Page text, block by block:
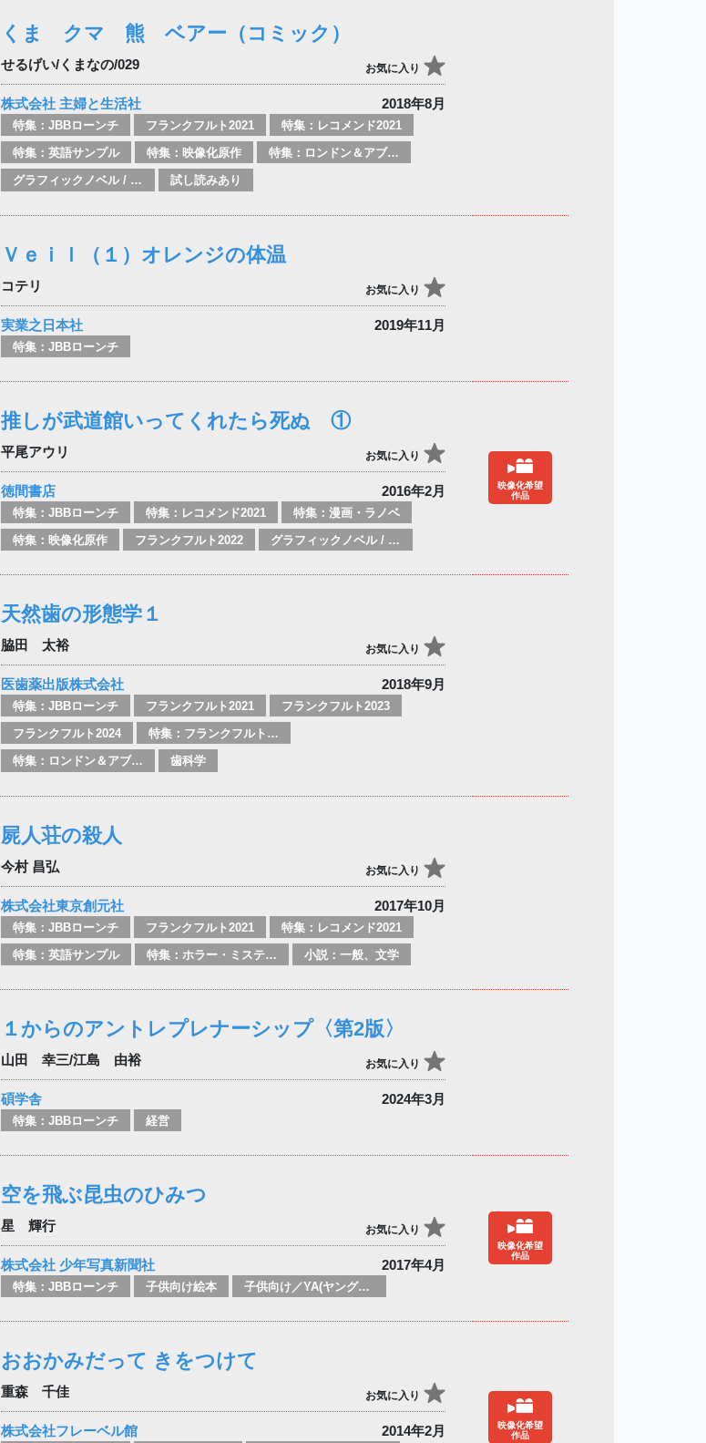
くま クマ 熊 ベアー（コミック）
せるげい/くまなの/029 お気に入り
株式会社 主婦と生活社 2018年8月
特集：JBBローンチ フランクフルト2021 特集：レコメンド2021
特集：英語サンプル 特集：映像化原作 特集：ロンドン＆アブダビブックフェア2026
グラフィックノベル / コミックブック / 漫画：スタイル / 伝統 試し読みあり
Ｖｅｉｌ（１）オレンジの体温
コテリ お気に入り
実業之日本社 2019年11月
特集：JBBローンチ
推しが武道館いってくれたら死ぬ ①
平尾アウリ お気に入り
徳間書店 2016年2月
特集：JBBローンチ 特集：レコメンド2021 特集：漫画・ラノベ
特集：映像化原作 フランクフルト2022 グラフィックノベル / コミックブック / 漫画：スタイル / 伝統
映像化希望
作品
天然歯の形態学１
脇田 太裕 お気に入り
医歯薬出版株式会社 2018年9月
特集：JBBローンチ フランクフルト2021 フランクフルト2023
フランクフルト2024 特集：フランクフルト2025
特集：ロンドン＆アブダビブックフェア2026 歯科学
屍人荘の殺人
今村 昌弘 お気に入り
株式会社東京創元社 2017年10月
特集：JBBローンチ フランクフルト2021 特集：レコメンド2021
特集：英語サンプル 特集：ホラー・ミステリー 小説：一般、文学
１からのアントレプレナーシップ〈第2版〉
山田 幸三/江島 由裕 お気に入り
碩学舎 2024年3月
特集：JBBローンチ 経営
空を飛ぶ昆虫のひみつ
星 輝行 お気に入り
株式会社 少年写真新聞社 2017年4月
特集：JBBローンチ 子供向け絵本 子供向け／YA(ヤングアダルト)向け一般：発見&探検
映像化希望
作品
おおかみだって きをつけて
重森 千佳 お気に入り
株式会社フレーベル館 2014年2月
映像化希望
作品